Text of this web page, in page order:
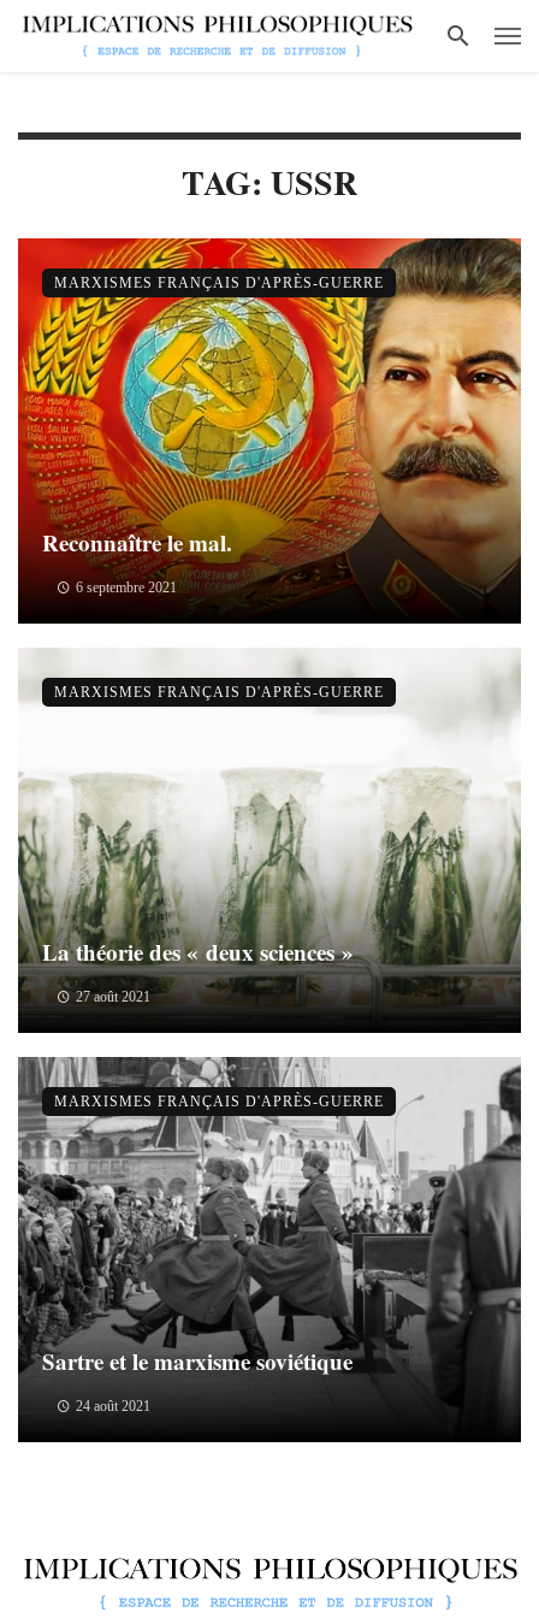
TAG: USSR
Reconnaître le mal.
6 septembre 2021
MARXISMES FRANÇAIS D'APRÈS-GUERRE
La théorie des « deux sciences »
27 août 2021
MARXISMES FRANÇAIS D'APRÈS-GUERRE
Sartre et le marxisme soviétique
24 août 2021
MARXISMES FRANÇAIS D'APRÈS-GUERRE